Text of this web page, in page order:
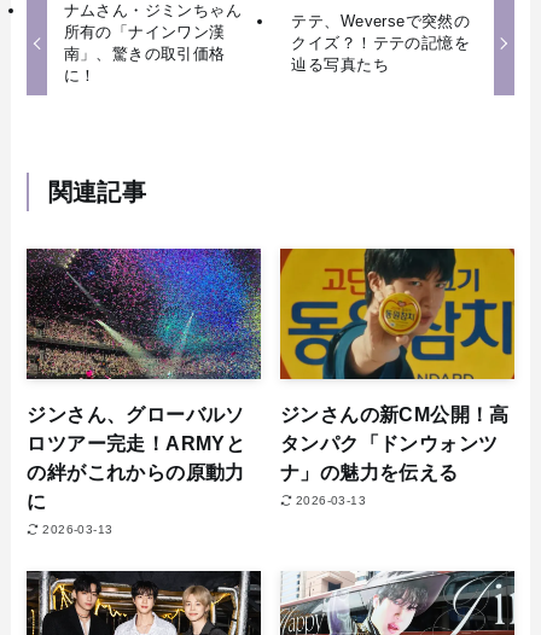
ナムさん・ジミンちゃん
所有の「ナインワン漢
南」、驚きの取引価格
に！
テテ、Weverseで突然の
クイズ？！テテの記憶を
辿る写真たち
関連記事
ジンさん、グローバルソ
ロツアー完走！ARMYと
の絆がこれからの原動力
に
2026-03-13
ジンさんの新CM公開！高
タンパク「ドンウォンツ
ナ」の魅力を伝える
2026-03-13